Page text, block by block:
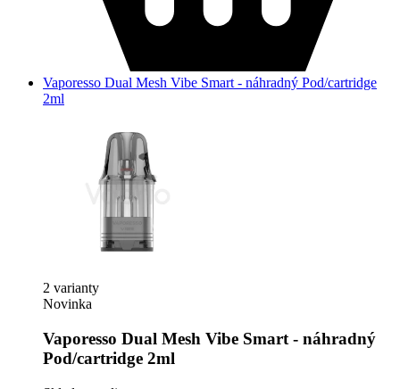
Vaporesso Dual Mesh Vibe Smart - náhradný Pod/cartridge
2ml
2 varianty
Novinka
Vaporesso Dual Mesh Vibe Smart - náhradný
Pod/cartridge 2ml